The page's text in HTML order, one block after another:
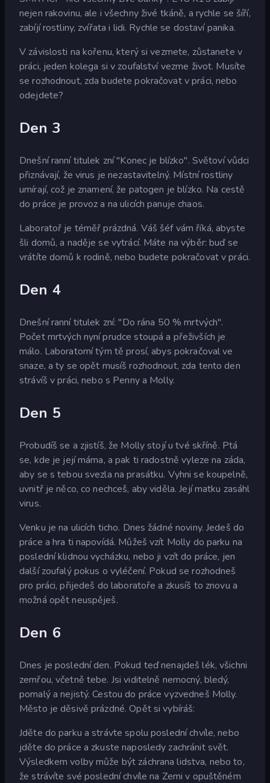
nejen rakovinu, ale i všechny živé tkáně, a rychle se šíří,
zabíjí rostliny, zvířata i lidi. Rychle se dostaví panika.
V závislosti na kořenu, který si vezmete, zůstanete v
práci, jeden kolega si v zoufalství vezme život. Musíte
se rozhodnout, zda budete pokračovat v práci, nebo
odejdete?
Den 3
Dnešní ranní titulek zní "Konec je blízko". Světoví vůdci
přiznávají, že virus je nezastavitelný. Místní rostliny
umírají, což je znamení, že patogen je blízko. Na cestě
do práce je provoz a na ulicích panuje chaos.
Laboratoř je téměř prázdná. Váš šéf vám říká, abyste
šli domů, a naděje se vytrácí. Máte na výběr: buď se
vrátíte domů k rodině, nebo budete pokračovat v práci.
Den 4
Dnešní ranní titulek zní: "Do rána 50 % mrtvých".
Počet mrtvých nyní prudce stoupá a přeživších je
málo. Laboratorní tým tě prosí, abys pokračoval ve
snaze, a ty se opět musíš rozhodnout, zda tento den
strávíš v práci, nebo s Penny a Molly.
Den 5
Probudíš se a zjistíš, že Molly stojí u tvé skříně. Ptá
se, kde je její máma, a pak ti radostně vyleze na záda,
aby se s tebou svezla na prasátku. Vyhni se koupelně,
uvnitř je něco, co nechceš, aby viděla. Její matku zasáhl
virus.
Venku je na ulicích ticho. Dnes žádné noviny. Jedeš do
práce a hra ti napovídá. Můžeš vzít Molly do parku na
poslední klidnou vycházku, nebo ji vzít do práce, jen
další zoufalý pokus o vyléčení. Pokud se rozhodneš
pro práci, přijedeš do laboratoře a zkusíš to znovu a
možná opět neuspěješ.
Den 6
Dnes je poslední den. Pokud teď nenajdeš lék, všichni
zemřou, včetně tebe. Jsi viditelně nemocný, bledý,
pomalý a nejistý. Cestou do práce vyzvedneš Molly.
Město je děsivě prázdné. Opět si vybíráš:
Jděte do parku a strávte spolu poslední chvíle, nebo
jděte do práce a zkuste naposledy zachránit svět.
Výsledkem volby může být záchrana lidstva, nebo to,
že strávíte své poslední chvíle na Zemi v opuštěném